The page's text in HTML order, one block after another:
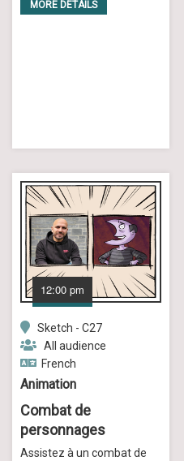
MORE DETAILS
12:00 pm
Sketch - C27
All audience
French
Animation
Combat de
personnages
Assistez à un combat de